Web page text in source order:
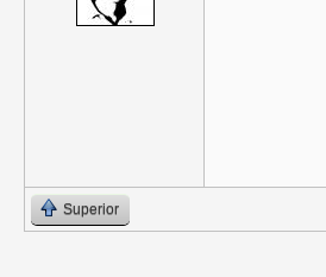
Superior